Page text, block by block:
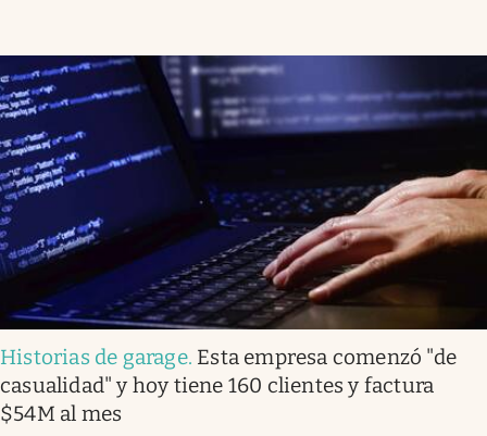
Historias de garage. Esta empresa comenzó "de
casualidad" y hoy tiene 160 clientes y factura
$54M al mes